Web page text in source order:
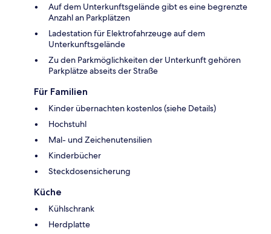
Auf dem Unterkunftsgelände gibt es eine begrenzte
Anzahl an Parkplätzen
Ladestation für Elektrofahrzeuge auf dem
Unterkunftsgelände
Zu den Parkmöglichkeiten der Unterkunft gehören
Parkplätze abseits der Straße
Für Familien
Kinder übernachten kostenlos (siehe Details)
Hochstuhl
Mal- und Zeichenutensilien
Kinderbücher
Steckdosensicherung
Küche
Kühlschrank
Herdplatte